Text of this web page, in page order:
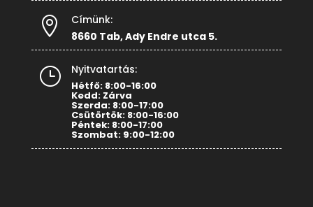

Címünk:
8660 Tab, Ady Endre utca 5.
} Nyitvatartás:
Hétfő: 8:00-16:00
Kedd: Zárva
Szerda: 8:00-17:00
Csütörtök: 8:00-16:00
Péntek: 8:00-17:00
Szombat: 9:00-12:00